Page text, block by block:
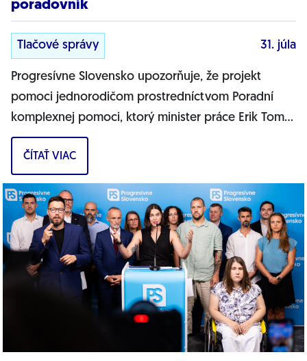
poradovník
Tlačové správy 31. júla
Progresívne Slovensko upozorňuje, že projekt
pomoci jednorodičom prostredníctvom Poradní
komplexnej pomoci, ktorý minister práce Erik Tomáš
predstavil ako zásadnú pomoc pre osamelých...
ČÍTAŤ VIAC